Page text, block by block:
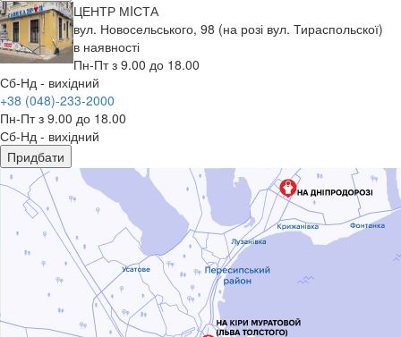
ЦЕНТР МIСТА
вул. Новосельського, 98 (на розі вул. Тираспольскої)
в наявності
Пн-Пт з 9.00 до 18.00
Сб-Нд - вихідний
+38 (048)-233-2000
Пн-Пт з 9.00 до 18.00
Сб-Нд - вихідний
Придбати